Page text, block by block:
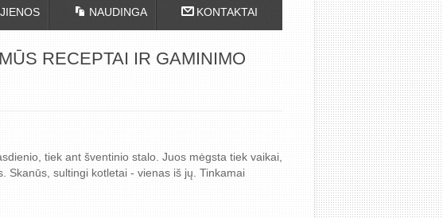
NAUDINGA KONTAKTAI
RECEPTAI IR GAMINIMO
tiek ant šventinio stalo. Juos mėgsta tiek vaikai,
Skanūs, sultingi kotletai - vienas iš jų. Tinkamai